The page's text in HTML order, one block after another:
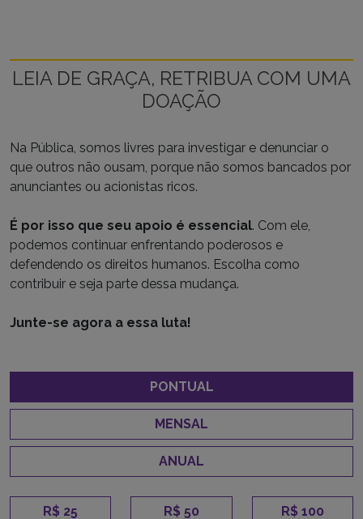
LEIA DE GRAÇA, RETRIBUA COM UMA
DOAÇÃO
Na Pública, somos livres para investigar e denunciar o
que outros não ousam, porque não somos bancados por
anunciantes ou acionistas ricos.
É por isso que seu apoio é essencial. Com ele,
podemos continuar enfrentando poderosos e
defendendo os direitos humanos. Escolha como
contribuir e seja parte dessa mudança.
Junte-se agora a essa luta!
PONTUAL
MENSAL
ANUAL
R$ 25 R$ 50 R$ 100